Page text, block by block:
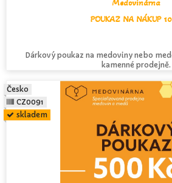
Medovinárna
POUKAZ NA NÁKUP
Dárkový poukaz na medoviny nebo
kamenné prodejně.
Česko
CZ0091
skladem